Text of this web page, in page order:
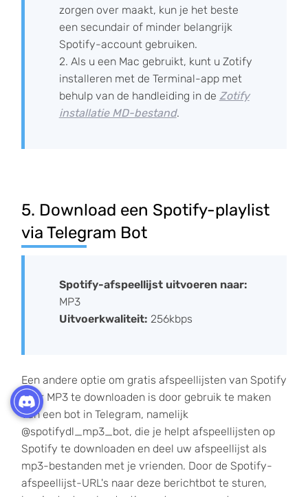
zorgen over maakt, kun je het beste
een secundair of minder belangrijk
Spotify-account gebruiken.
2. Als u een Mac gebruikt, kunt u Zotify
installeren met de Terminal-app met
behulp van de handleiding in de Zotify
installatie MD-bestand.
5. Download een Spotify-playlist
via Telegram Bot
Spotify-afspeellijst uitvoeren naar:
MP3
Uitvoerkwaliteit: 256kbps
Een andere optie om gratis afspeellijsten van Spotify
naar MP3 te downloaden is door gebruik te maken
van een bot in Telegram, namelijk
@spotifydl_mp3_bot, die je helpt afspeellijsten op
Spotify te downloaden en deel uw afspeellijst als
mp3-bestanden met je vrienden. Door de Spotify-
afspeellijst-URL's naar deze berichtbot te sturen,